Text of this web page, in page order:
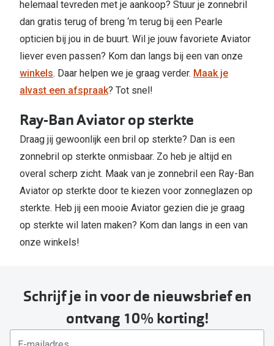
helemaal tevreden met je aankoop? Stuur je zonnebril
dan gratis terug of breng ‘m terug bij een Pearle
opticien bij jou in de buurt. Wil je jouw favoriete Aviator
liever even passen? Kom dan langs bij een van onze
winkels. Daar helpen we je graag verder. Maak je
alvast een afspraak? Tot snel!
Ray-Ban Aviator op sterkte
Draag jij gewoonlijk een bril op sterkte? Dan is een
zonnebril op sterkte onmisbaar. Zo heb je altijd en
overal scherp zicht. Maak van je zonnebril een Ray-Ban
Aviator op sterkte door te kiezen voor zonneglazen op
sterkte. Heb jij een mooie Aviator gezien die je graag
op sterkte wil laten maken? Kom dan langs in een van
onze winkels!
Schrijf je in voor de nieuwsbrief en
ontvang 10% korting!